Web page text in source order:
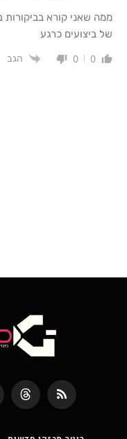
ממה שאני קורא בביקורות
של ביצועים כרגע
0
0 הגב
RSS
Threads